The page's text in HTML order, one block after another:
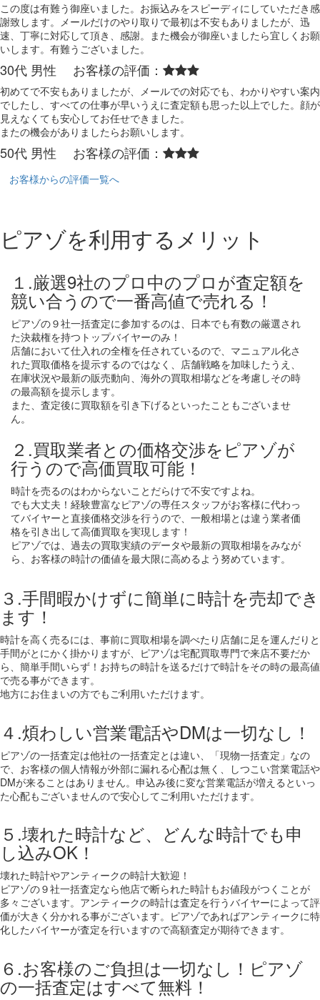
この度は有難う御座いました。お振込みをスピーディにしていただき感
謝致します。メールだけのやり取りで最初は不安もありましたが、迅
速、丁寧に対応して頂き、感謝。また機会が御座いましたら宜しくお願
いします。有難うございました。
30代 男性 お客様の評価：
初めてで不安もありましたが、メールでの対応でも、わかりやすい案内
でしたし、すべての仕事が早いうえに査定額も思った以上でした。顔が
見えなくても安心してお任せできました。
またの機会がありましたらお願いします。
50代 男性 お客様の評価：
お客様からの評価一覧へ
ピアゾを利用するメリット
１.厳選9社のプロ中のプロが査定額を
競い合うので一番高値で売れる！
ピアゾの９社一括査定に参加するのは、日本でも有数の厳選され
た決裁権を持つトップバイヤーのみ！
店舗において仕入れの全権を任されているので、マニュアル化さ
れた買取価格を提示するのではなく、店舗戦略を加味したうえ、
在庫状況や最新の販売動向、海外の買取相場などを考慮しその時
の最高額を提示します。
また、査定後に買取額を引き下げるといったこともございませ
ん。
２.買取業者との価格交渉をピアゾが
行うので高価買取可能！
時計を売るのはわからないことだらけで不安ですよね。
でも大丈夫！経験豊富なピアゾの専任スタッフがお客様に代わっ
てバイヤーと直接価格交渉を行うので、一般相場とは違う業者価
格を引き出して高価買取を実現します！
ピアゾでは、過去の買取実績のデータや最新の買取相場をみなが
ら、お客様の時計の価値を最大限に高めるよう努めています。
３.手間暇かけずに簡単に時計を売却でき
ます！
時計を高く売るには、事前に買取相場を調べたり店舗に足を運んだりと
手間がとにかく掛かりますが、ピアゾは宅配買取専門で来店不要だか
ら、簡単手間いらず！お持ちの時計を送るだけで時計をその時の最高値
で売る事ができます。
地方にお住まいの方でもご利用いただけます。
４.煩わしい営業電話やDMは一切なし！
ピアゾの一括査定は他社の一括査定とは違い、「現物一括査定」なの
で、お客様の個人情報が外部に漏れる心配は無く、しつこい営業電話や
DMが来ることはありません。申込み後に変な営業電話が増えるといっ
た心配もございませんので安心してご利用いただけます。
５.壊れた時計など、どんな時計でも申
し込みOK！
壊れた時計やアンティークの時計大歓迎！
ピアゾの９社一括査定なら他店で断られた時計もお値段がつくことが
多々ございます。アンティークの時計は査定を行うバイヤーによって評
価が大きく分かれる事がございます。ピアゾであればアンティークに特
化したバイヤーが査定を行いますので高額査定が期待できます。
６.お客様のご負担は一切なし！ピアゾ
の一括査定はすべて無料！